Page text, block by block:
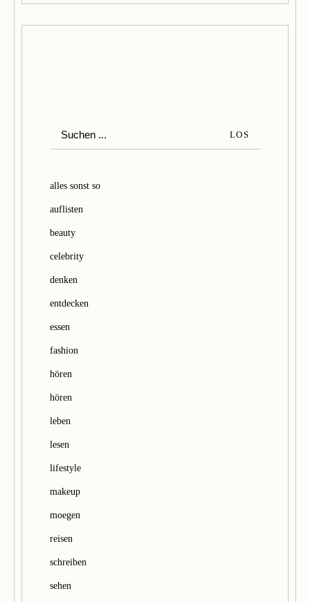
u
h
LOS
alles sonst so
auflisten
beauty
celebrity
denken
entdecken
essen
fashion
hören
hören
leben
lesen
lifestyle
makeup
moegen
reisen
schreiben
sehen